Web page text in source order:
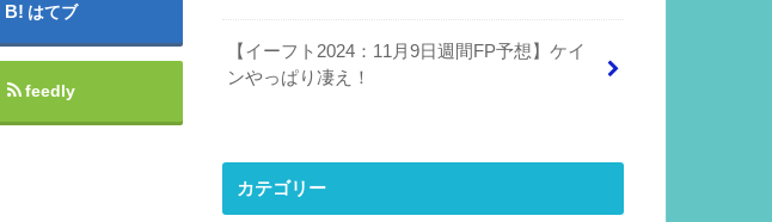
はてブ
feedly
【イーフト2024：11月9日週間FP予想】ケイ
ンやっぱり凄え！
カテゴリー